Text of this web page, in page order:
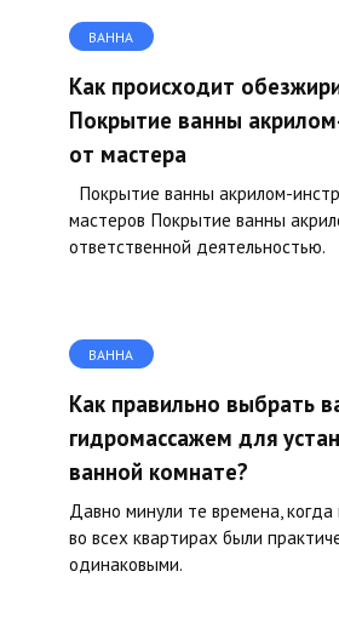
ВАННА
Как происходит
Покрытие ванны
от мастера
Покрытие ванны акрилом-
мастеров Покрытие ванны
ответственной деятельностью.
ВАННА
Как правильно выбрать
гидромассажем для
ванной комнате?
Давно минули те времена,
во всех квартирах были
одинаковыми.